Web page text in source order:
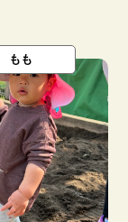
もも